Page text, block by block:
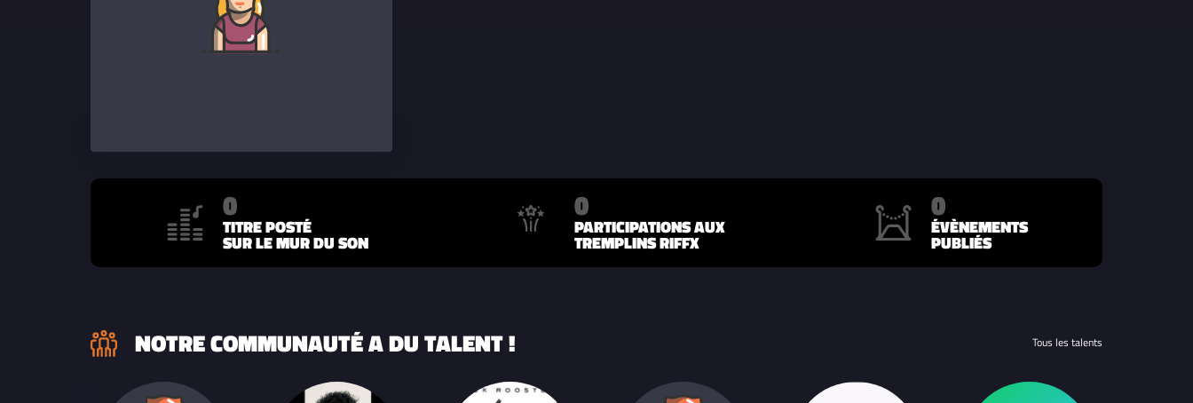
0
TITRE POSTÉ
SUR LE MUR DU SON
0
PARTICIPATIONS AUX
TREMPLINS RIFFX
0
ÉVÈNEMENTS
PUBLIÉS
NOTRE COMMUNAUTÉ A DU TALENT ! Tous les talents